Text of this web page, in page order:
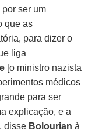
ser um
que as
para dizer o
liga
[o ministro nazista
médicos
para ser
explicação, e a
disse Bolourian à